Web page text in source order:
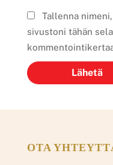
Tallenna
sivustoni tähän
OTA